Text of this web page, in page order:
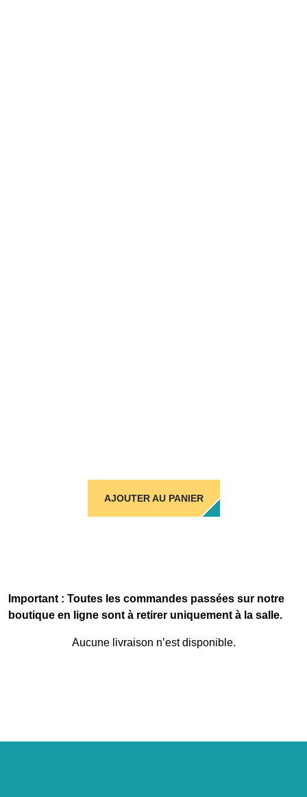
AJOUTER AU PANIER
Important : Toutes les commandes passées sur notre
boutique en ligne sont à retirer uniquement à la salle.
Aucune livraison n’est disponible.